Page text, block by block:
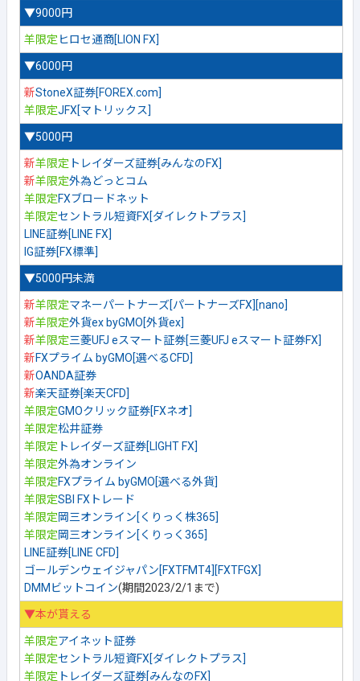
▼9000円
羊限定 ヒロセ通商[LION FX]
▼6000円
新StoneX証券[FOREX.com]
羊限定JFX[マトリックス]
▼5000円
新羊限定 トレイダーズ証券[みんなのFX]
新羊限定外為どっとコム
羊限定FXブロードネット
羊限定セントラル短資FX[ダイレクトプラス]
LINE証券[LINE FX]
IG証券[FX標準]
▼5000円未満
新羊限定マネーパートナーズ[パートナーズFX][nano]
新羊限定外貨ex byGMO[外貨ex]
新羊限定三菱UFJ eスマート証券[三菱UFJ eスマート証券FX]
新FXプライム byGMO[選べるCFD]
新OANDA証券
新楽天証券[楽天CFD]
羊限定GMOクリック証券[FXネオ]
羊限定松井証券
羊限定 トレイダーズ証券[LIGHT FX]
羊限定外為オンライン
羊限定FXプライム byGMO[選べる外貨]
羊限定SBI FXトレード
羊限定岡三オンライン[くりっく株365]
羊限定岡三オンライン[くりっく365]
LINE証券[LINE CFD]
ゴールデンウェイジャパン[FXTFMT4][FXTFGX]
DMMビットコイン(期間2023/2/1まで)
▼本が貰える
羊限定アイネット証券
羊限定セントラル短資FX[ダイレクトプラス]
羊限定 トレイダーズ証券[みんなのFX]